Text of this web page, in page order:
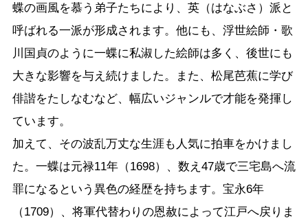
蝶の画風を慕う弟子たちにより、英（はなぶさ）派と
呼ばれる一派が形成されます。他にも、浮世絵師・歌
川国貞のように一蝶に私淑した絵師は多く、後世にも
大きな影響を与え続けました。また、松尾芭蕉に学び
俳諧をたしなむなど、幅広いジャンルで才能を発揮し
ています。
加えて、その波乱万丈な生涯も人気に拍車をかけまし
た。一蝶は元禄11年（1698）、数え47歳で三宅島へ流
罪になるという異色の経歴を持ちます。宝永6年
（1709）、将軍代替わりの恩赦によって江戸へ戻りま